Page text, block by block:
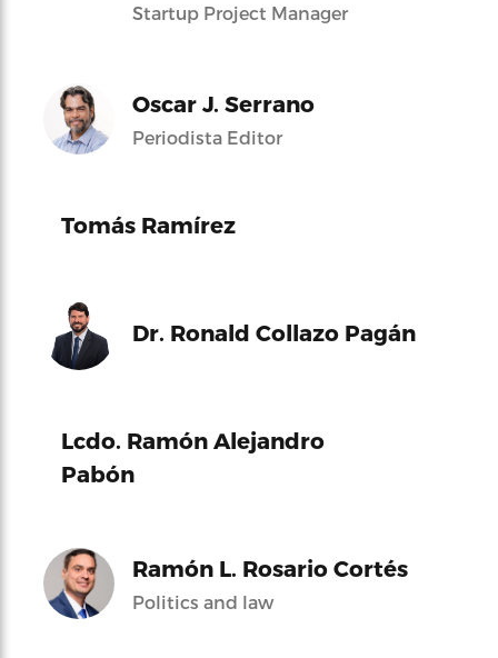
Startup Project Manager
Oscar J. Serrano
Periodista Editor
Tomás Ramírez
Dr. Ronald Collazo Pagán
Lcdo. Ramón Alejandro
Pabón
Ramón L. Rosario Cortés
Politics and law